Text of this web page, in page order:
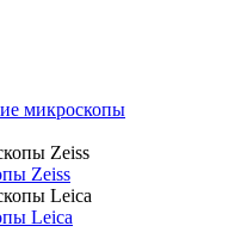
микроскопы
Zeiss
Leica